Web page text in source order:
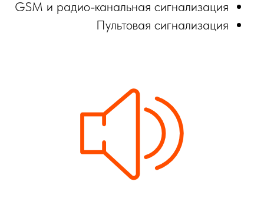
GSM и радио-канальная сигнализация
Пультовая сигнализация